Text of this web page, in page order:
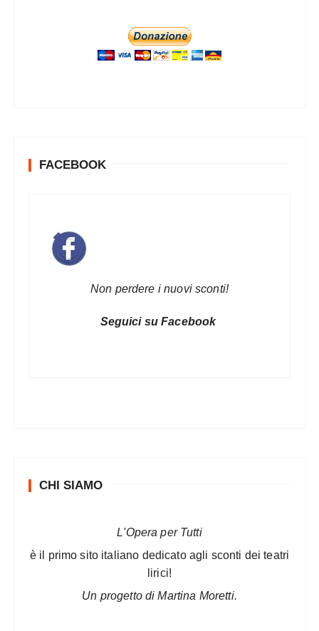
FACEBOOK
Non perdere i nuovi sconti!
Seguici su Facebook
CHI SIAMO
L'Opera per Tutti
è il primo sito italiano dedicato agli sconti dei teatri
lirici!
Un progetto di Martina Moretti.